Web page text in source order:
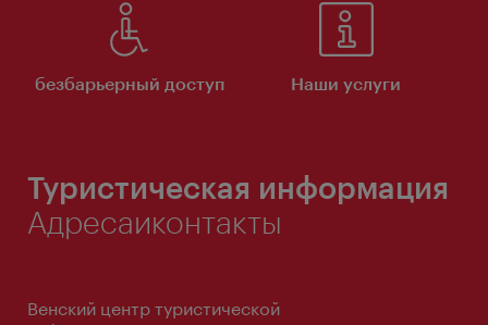
безбарьерный доступ Наши услуги
Туристическая информация
Адресаиконтакты
Венский центр туристической